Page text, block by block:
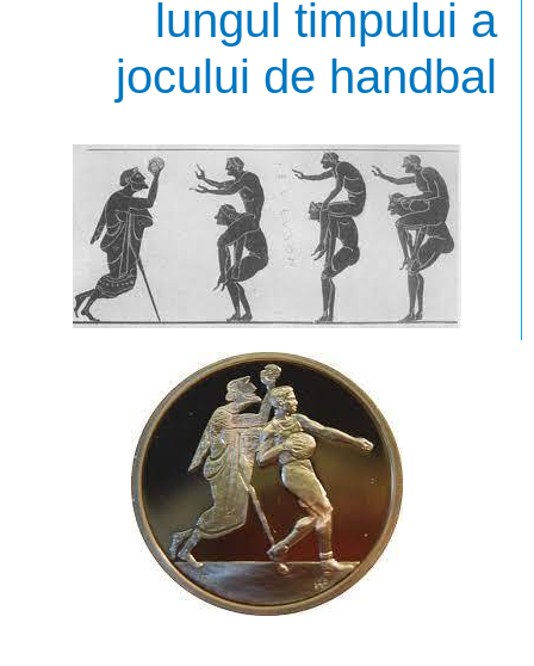
lungul timpului a
jocului de handbal